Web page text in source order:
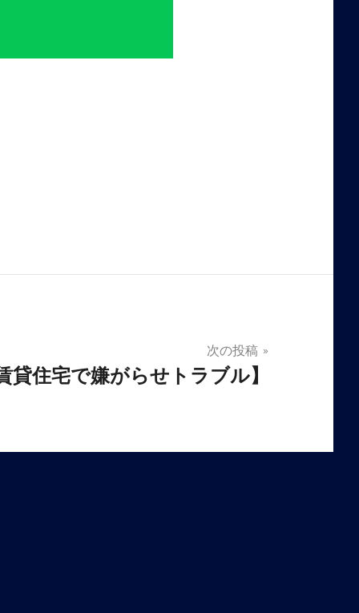
次の投稿
貸住宅で嫌がらせトラブル】